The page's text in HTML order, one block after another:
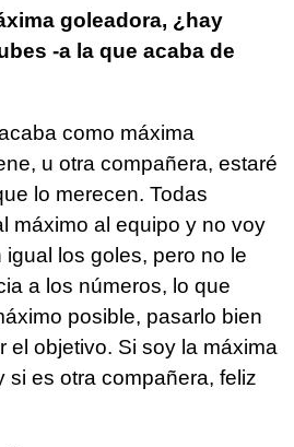
goleadora, ¿hay
-a la que acaba de
como máxima
u otra compañera, estaré
lo merecen. Todas
máximo al equipo y no voy
los goles, pero no le
a los números, lo que
posible, pasarlo bien
el objetivo. Si soy la máxima
si es otra compañera, feliz